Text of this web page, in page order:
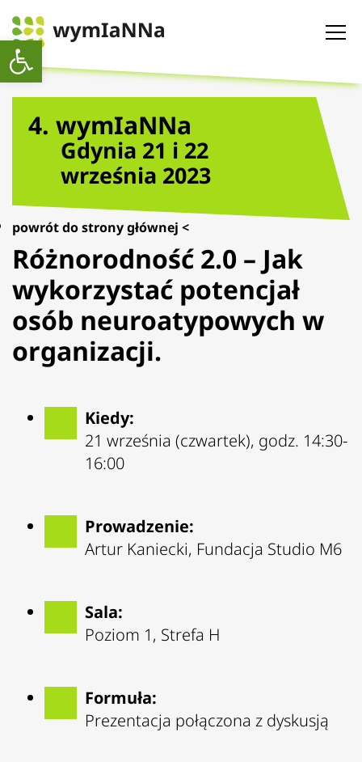
Otwórz pasek narzędzi
4. wymIaNNa
Gdynia 21 i 22
września 2023
powrót do strony głównej <
Różnorodność 2.0 – Jak
wykorzystać potencjał
osób neuroatypowych w
organizacji.
Kiedy:
21 września (czwartek), godz. 14:30-
16:00
Prowadzenie:
Artur Kaniecki, Fundacja Studio M6
Sala:
Poziom 1, Strefa H
Formuła:
Prezentacja połączona z dyskusją